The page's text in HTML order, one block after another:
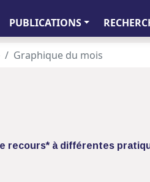
PUBLICATIONS
Graphique du mois
recours* à différentes